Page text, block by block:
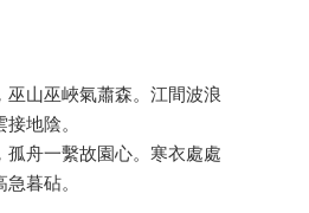
巫山巫峽氣蕭森。江間波浪
地陰。
孤舟一繫故園心。寒衣處處
暮砧。